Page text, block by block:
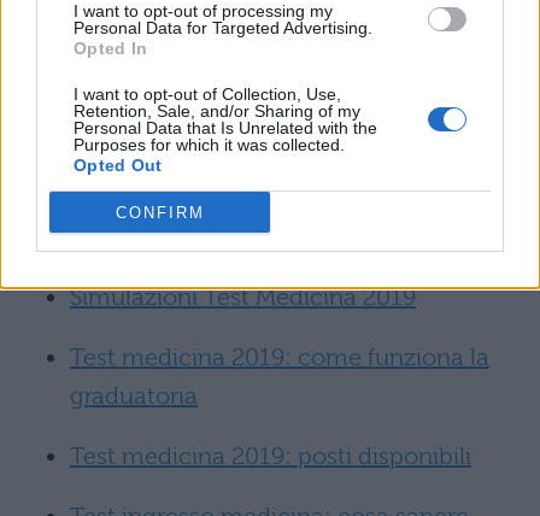
I want to opt-out of processing my
Personal Data for Targeted Advertising.
Opted In
I want to opt-out of Collection, Use,
Retention, Sale, and/or Sharing of my
Personal Data that Is Unrelated with the
Purposes for which it was collected.
Opted Out
CONFIRM
studio!
Test Medicina 2019: Info e
News
Rimanete sempre aggiornati sul test di
medicina con le nostre guide:
Simulazioni Test Medicina 2019
Test medicina 2019: come funziona la
graduatoria
Test medicina 2019: posti disponibili